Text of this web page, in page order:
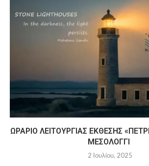
ΩΡΆΡΙΟ ΛΕΙΤΟΥΡΓΊΑΣ ΈΚΘΕΣΗΣ
ΜΕΣΟΛΌΓΓΙ
2 Ιουλίου, 2025